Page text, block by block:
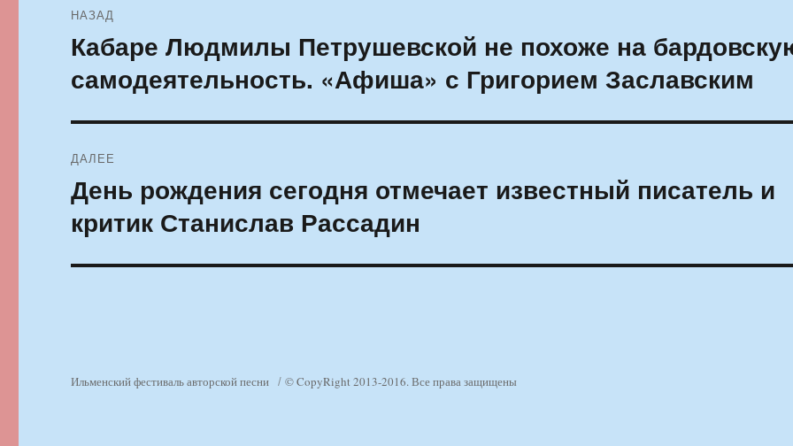
по
записям
НАЗАД
Предыдущая
Кабаре Людмилы Петрушевской не похоже на
самодеятельность. «Афиша» с Григорием Заславским
ДАЛЕЕ
Следующая
запись:
День рождения сегодня отмечает известный писатель и
критик Станислав Рассадин
Ильменский фестиваль авторской песни © CopyRight 2013-2016. Все права защищены